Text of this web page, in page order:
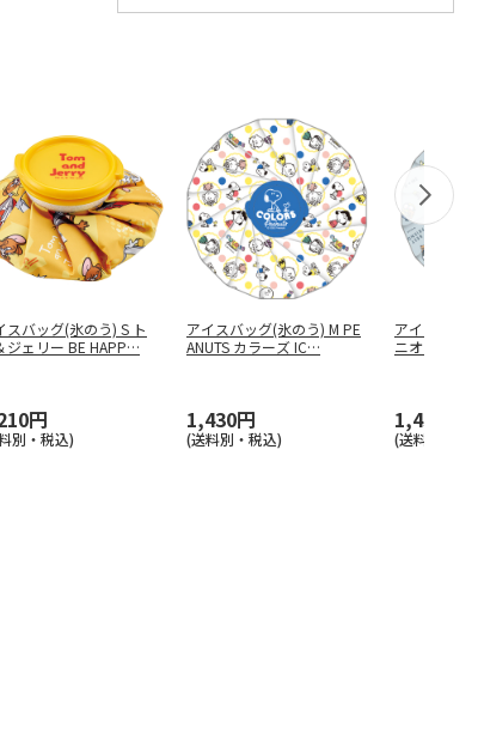
スバッグ(氷のう) S ト
ジェリー BE HAPP…
円
別・税込)
アイスバッグ(氷のう) M PE
ANUTS カラーズ IC…
1,430円
(送料別・税込)
アイスバッ
ニオン 23
1,430円
(送料別・税